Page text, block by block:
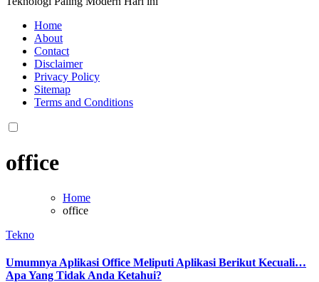
Home
About
Contact
Disclaimer
Privacy Policy
Sitemap
Terms and Conditions
office
Home
office
Tekno
Umumnya Aplikasi Office Meliputi Aplikasi Berikut Kecuali…
Apa Yang Tidak Anda Ketahui?